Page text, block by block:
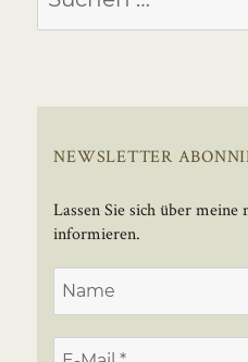
nach:
NEWSLETTER
Lassen Sie sich über
informieren.